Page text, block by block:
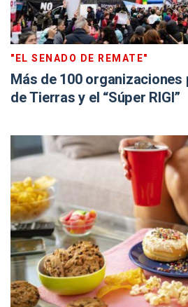
"EL SENADO DE REMATE"
Más de 100
de Tierras y el “Súper RIGI”